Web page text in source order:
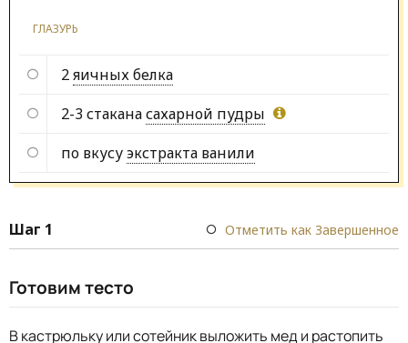
ГЛАЗУРЬ
2яичных белка
2-3 стаканасахарной пудры
по вкусуэкстракта ванили
Шаг 1 Отметить как Завершенное
Готовим тесто
В кастрюльку или сотейник выложить мед и растопить